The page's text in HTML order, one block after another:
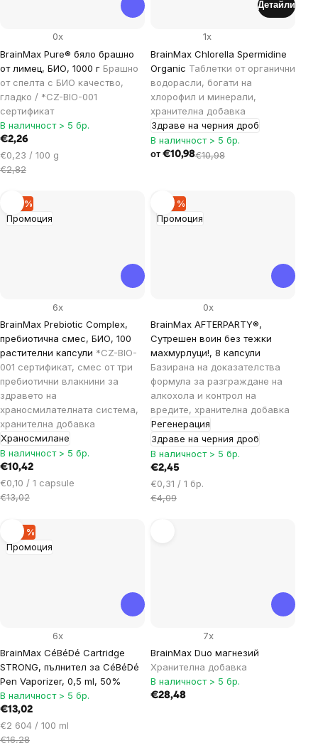
BrainMax Pure® бяло брашно
от лимец, БИО, 1000 г Брашно
от спелта с БИО качество,
гладко / *CZ-BIO-001
сертификат
0x
В наличност > 5 бр.
€2,26
Цена
за
€0,23 / 100 g
€2,82
BrainMax Chlorella Spermidine
Organic Таблетки от органични
водорасли, богати на
хлорофил и минерали,
хранителна добавка
Здраве на черния дроб
1x
В наличност > 5 бр.
от €10,98€10,98
Детайли
Промоция
–19 %
BrainMax Prebiotic Complex,
пребиотична смес, БИО, 100
растителни капсули *CZ-BIO-
001 сертификат, смес от три
пребиотични влакнини за
здравето на
храносмилателната система,
хранителна добавка
Храносмилане
6x
В наличност > 5 бр.
€10,42
Цена
за
€0,10 / 1 capsule
€13,02
Промоция
–40 %
BrainMax AFTERPARTY®,
Сутрешен воин без тежки
махмурлуци!, 8 капсули
Базирана на доказателства
формула за разграждане на
алкохола и контрол на
вредите, хранителна добавка
Регенерация
Здраве на черния дроб
0x
В наличност > 5 бр.
€2,45
Цена
за
€0,31 / 1 бр.
€4,09
Промоция
–20 %
BrainMax CéBéDé Cartridge
STRONG, пълнител за CéBéDé
Pen Vaporizer, 0,5 ml, 50%
6x
В наличност > 5 бр.
€13,02
Цена
за
€2 604 / 100 ml
€16,28
BrainMax Duo магнезий
Хранителна добавка
7x
В наличност > 5 бр.
€28,48